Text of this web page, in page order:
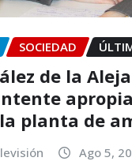
SOCIEDAD
de la
intente
planta de
Ago 5,